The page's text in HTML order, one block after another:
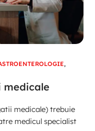
,
medicale
medicale) trebuie
medicul specialist